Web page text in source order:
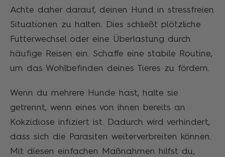
Achte daher darauf, deinen Hund in stressfreien
Situationen zu halten. Dies schließt plötzliche
Futterwechsel oder eine Überlastung durch
häufige Reisen ein. Schaffe eine stabile Routine,
um das Wohlbefinden deines Tieres zu fördern.
Wenn du mehrere Hunde hast, halte sie
getrennt, wenn eines von ihnen bereits an
Kokzidiose infiziert ist. Dadurch wird verhindert,
dass sich die Parasiten weiterverbreiten können.
Mit diesen einfachen Maßnahmen hilfst du,